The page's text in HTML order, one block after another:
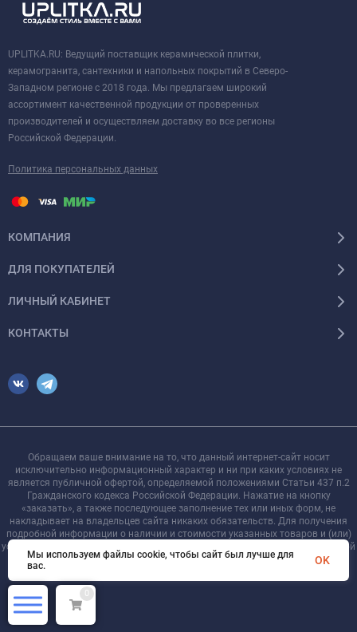
UPLITKA.RU: Ведущий поставщик керамической плитки,
керамогранита, сантехники и напольных покрытий в Северо-
Западном регионе с 2018 года. Мы предлагаем широкий
ассортимент качественной продукции от проверенных
производителей и осуществляем доставку во все регионы
Российской Федерации.
Политика персональных данных
КОМПАНИЯ
ДЛЯ ПОКУПАТЕЛЕЙ
ЛИЧНЫЙ КАБИНЕТ
КОНТАКТЫ
Обращаем ваше внимание на то, что данный интернет-сайт носит
исключительно информационный характер и ни при каких условиях не
является публичной офертой, определяемой положениями Статьи 437 п.2
Гражданского кодекса Российской Федерации. Нажатие на кнопку
«заказать», а также последующее заполнение тех или иных форм, не
накладывает на владельцев сайта никаких обязательств. Для получения
подробной информации о наличии и стоимости указанных товаров и (или)
услуг, пожалуйста, обращайтесь к менеджеру сайта с помощью специальной
формы связи или по телефону +7 921 755-09-90
0
Мы используем файлы cookie, чтобы сайт был лучше для
вас.
OK